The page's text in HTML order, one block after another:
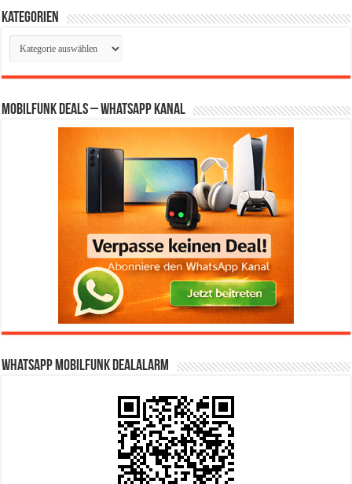
Kategorien
Kategorien
Mobilfunk Deals – WhatsApp Kanal
WhatsApp Mobilfunk DealAlarm